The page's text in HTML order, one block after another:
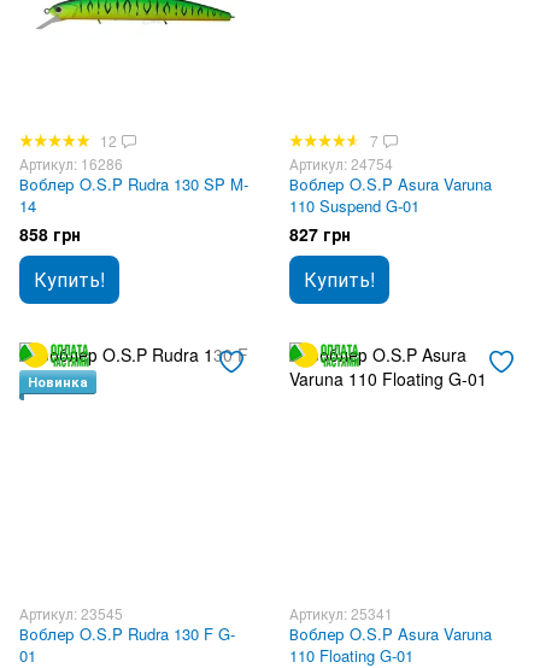
12
Артикул: 16286
Воблер O.S.P Rudra 130 SP M-
14
858 грн
Купить!
7
Артикул: 24754
Воблер O.S.P Asura Varuna
110 Suspend G-01
827 грн
Купить!
Новинка
Артикул: 23545
Воблер O.S.P Rudra 130 F G-
01
Артикул: 25341
Воблер O.S.P Asura Varuna
110 Floating G-01